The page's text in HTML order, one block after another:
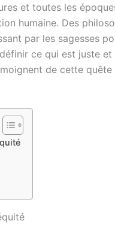
et toutes les
humaine. Des
par les sagesses
ce qui est juste
de cette quête